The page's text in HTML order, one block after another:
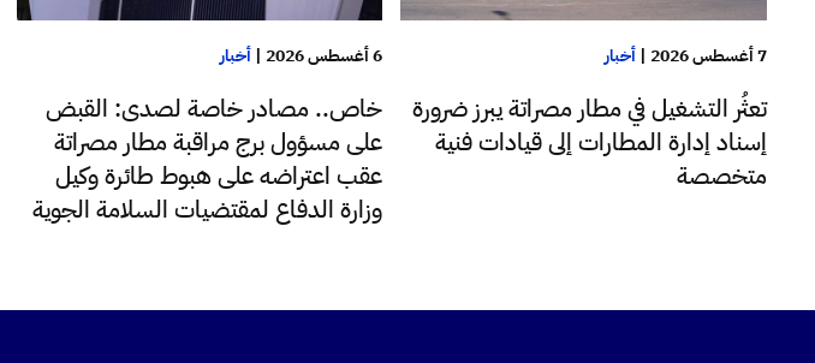
7 أغسطس 2026 | أخبار
تعثُر التشغيل في مطار مصراتة يبرز ضرورة
إسناد إدارة المطارات إلى قيادات فنية
متخصصة
6 أغسطس 2026 | أخبار
خاص.. مصادر خاصة لصدى: القبض
على مسؤول برج مراقبة مطار مصراتة
عقب اعتراضه على هبوط طائرة وكيل
وزارة الدفاع لمقتضيات السلامة الجوية